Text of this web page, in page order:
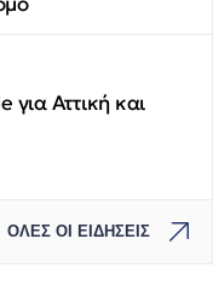
για Αττική και
ΟΛΕΣ ΟΙ ΕΙΔΗΣΕΙΣ